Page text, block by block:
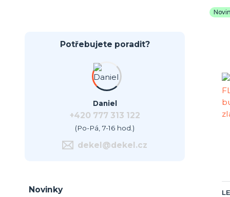
Potřebujete poradit?
Daniel
+420 777 313 122
(Po-Pá, 7-16 hod.)
dekel@dekel.cz
Novinky